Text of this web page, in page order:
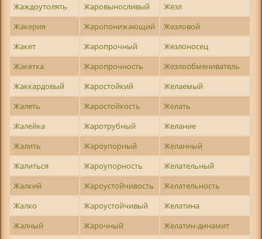
Жаждоутолять
Жаровыносливый
Жезл
Жакерия
Жаропонижающий
Жезловой
Жакет
Жаропрочный
Жезлоносец
Жакетка
Жаропрочность
Жезлообмениватель
Жаккардовый
Жаростойкий
Желаемый
Жалеть
Жаростойкость
Желать
Жалейка
Жаротрубный
Желание
Жалить
Жароупорный
Желанный
Жалиться
Жароупорность
Желательный
Жалкий
Жароустойчивость
Желательность
Жалко
Жароустойчивый
Желатина
Жалный
Жарочный
Желатин-динамит